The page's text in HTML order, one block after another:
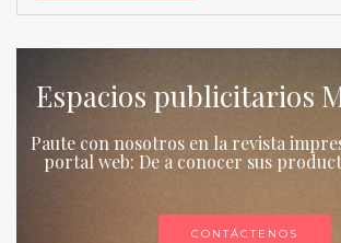
Espacios publicitarios
Paute con nosotros en la revista
portal web: De a conocer sus
CONTÁCTENOS